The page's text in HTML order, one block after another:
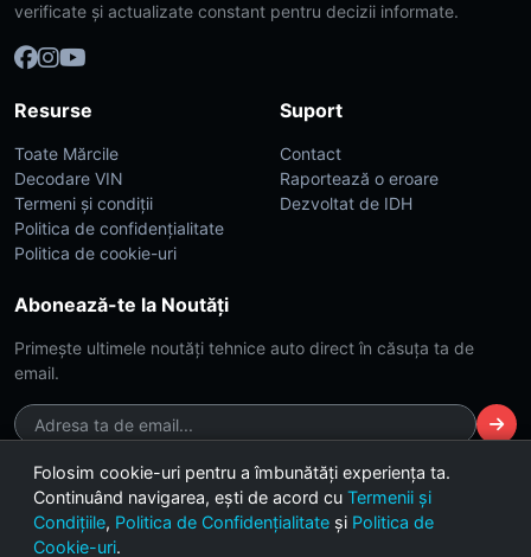
verificate și actualizate constant pentru decizii informate.
Resurse
Toate Mărcile
Decodare VIN
Termeni și condiții
Politica de confidențialitate
Politica de cookie-uri
Suport
Contact
Raportează o eroare
Dezvoltat de IDH
Abonează-te la Noutăți
Primește ultimele noutăți tehnice auto direct în căsuța ta de
email.
© 2026 CarsDB. Toate drepturile rezervate. Made with ❤️ for car
enthusiasts.
Folosim cookie-uri pentru a îmbunătăți experiența ta.
Continuând navigarea, ești de acord cu Termenii și
Condițiile, Politica de Confidențialitate și Politica de
Cookie-uri.